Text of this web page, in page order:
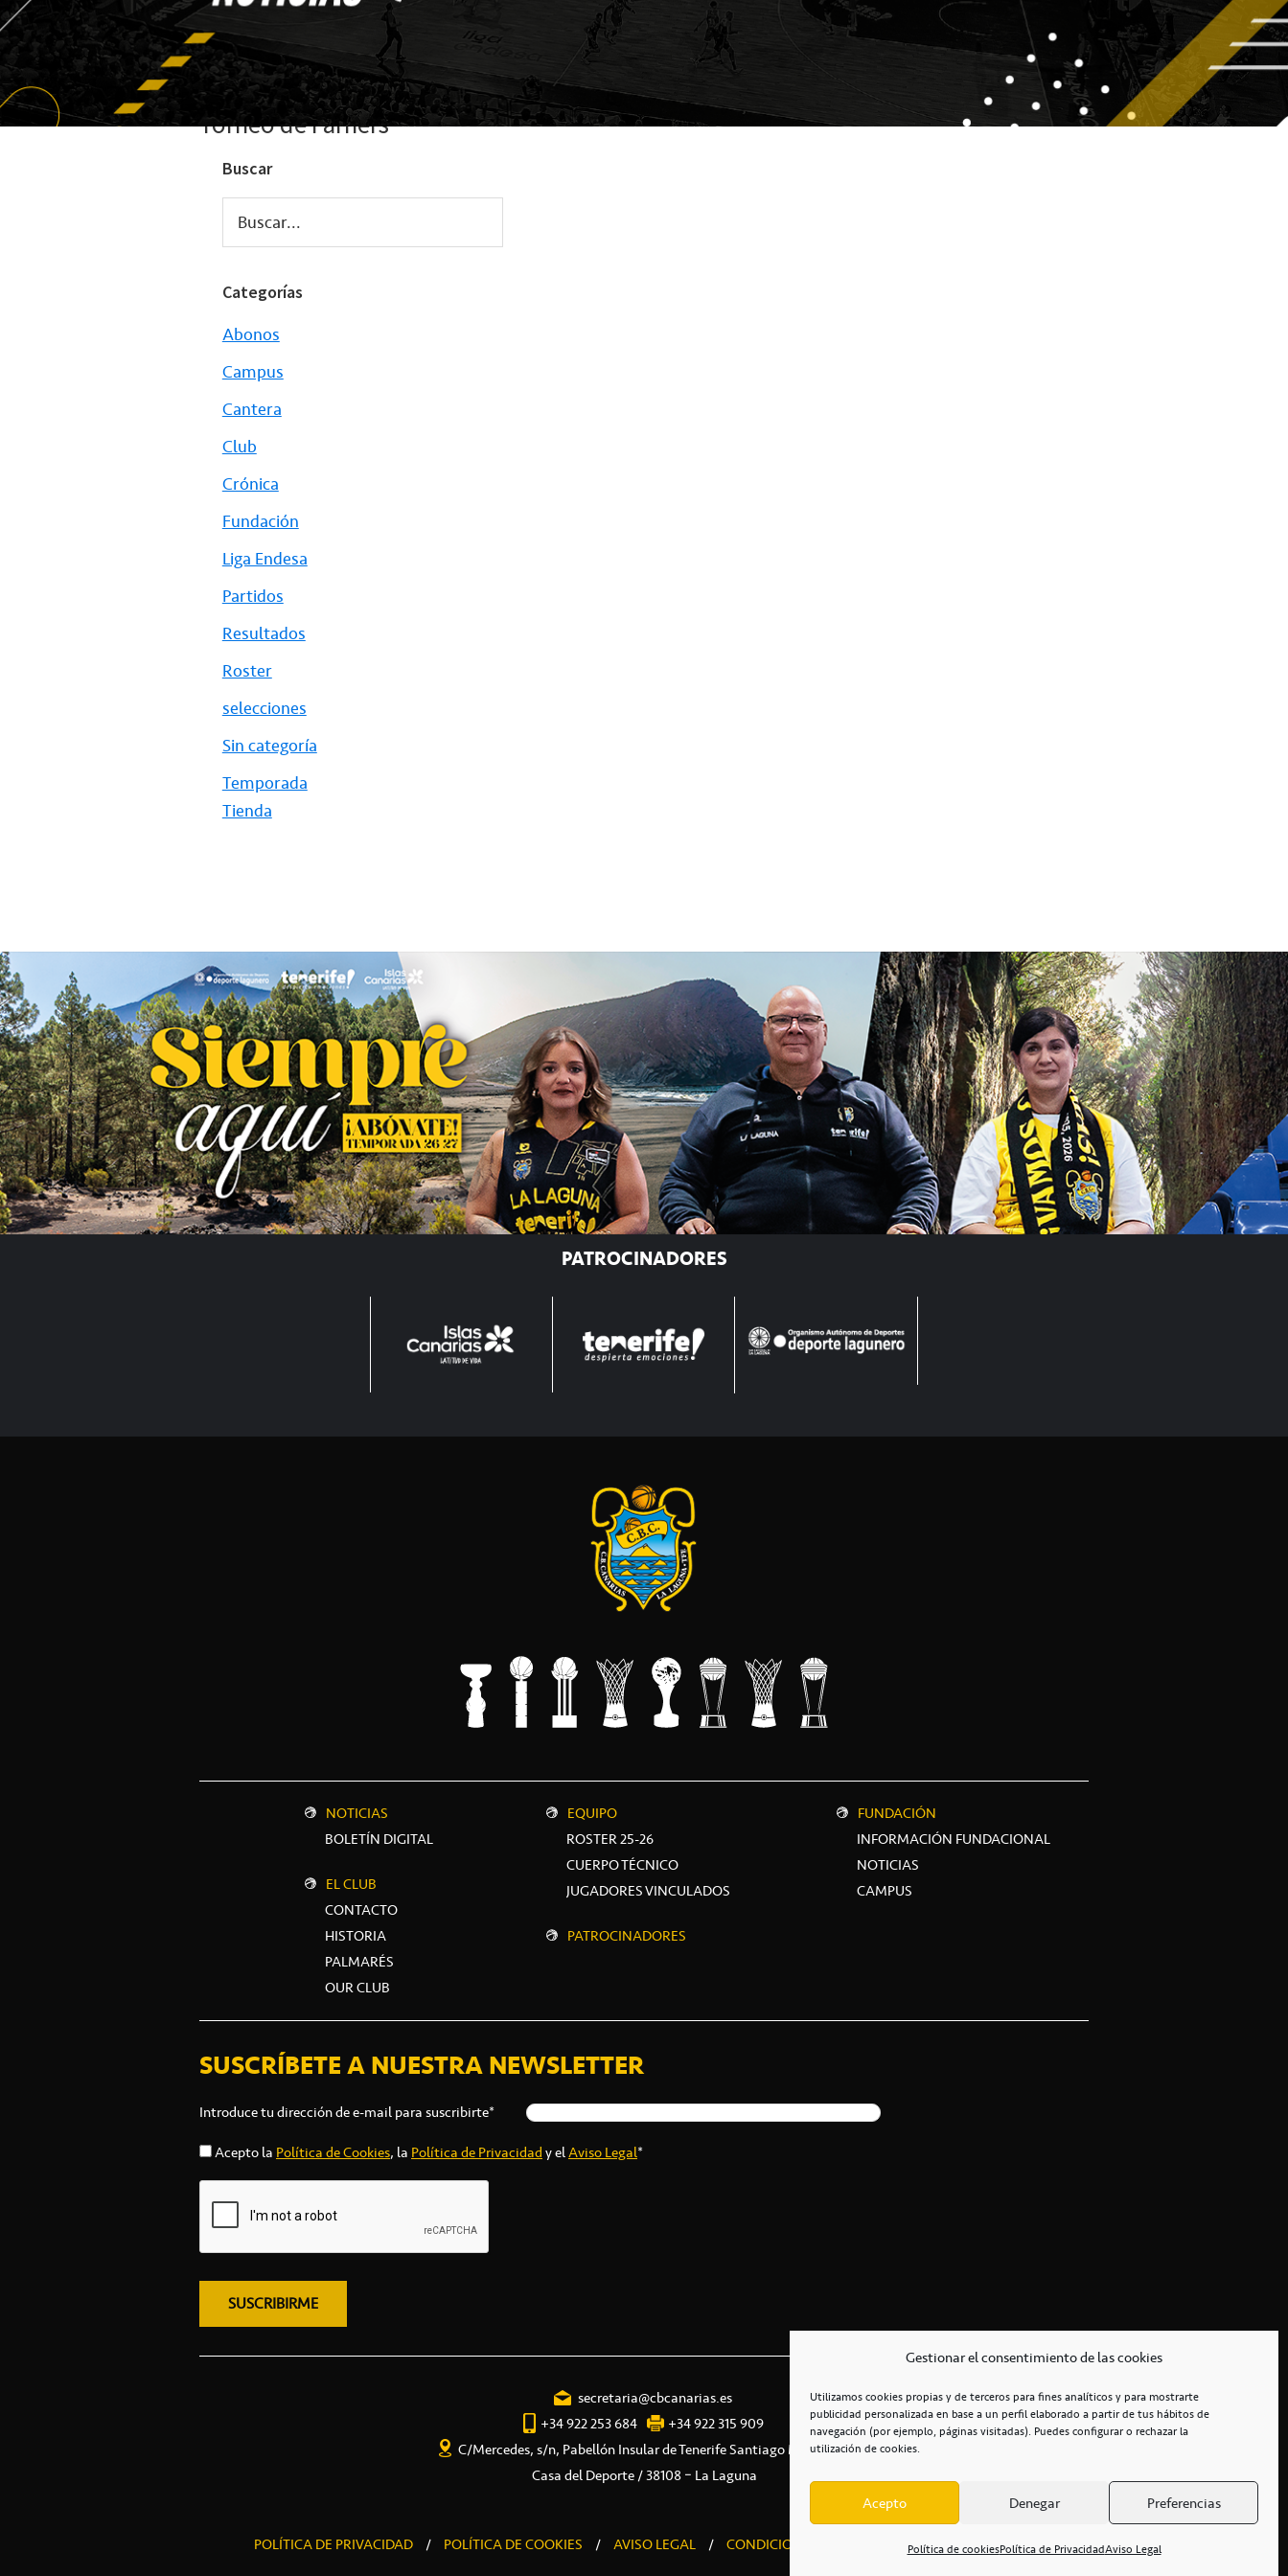
Gestionar el consentimiento de las cookies
Utilizamos cookies propias y de terceros para fines analíticos y para mostrarte
publicidad personalizada en base a un perfil elaborado a partir de tus hábitos de
navegación (por ejemplo, páginas visitadas). Puedes configurar o rechazar la
utilización de cookies.
Acepto Denegar Preferencias
Política de cookiesPolítica de PrivacidadAviso Legal
Torneo de Farners
Buscar
Buscar...
Categorías
Abonos
Campus
Cantera
Club
Crónica
Fundación
Liga Endesa
Partidos
Resultados
Roster
selecciones
Sin categoría
Temporada
Tienda
PATROCINADORES
NOTICIAS
BOLETÍN DIGITAL
EL CLUB
CONTACTO
HISTORIA
PALMARÉS
OUR CLUB
EQUIPO
ROSTER 25-26
CUERPO TÉCNICO
JUGADORES VINCULADOS
PATROCINADORES
FUNDACIÓN
INFORMACIÓN FUNDACIONAL
NOTICIAS
CAMPUS
SUSCRÍBETE A NUESTRA NEWSLETTER
Introduce tu dirección de e-mail para suscribirte*
Acepto la Política de Cookies, la Política de Privacidady elAviso Legal*
secretaria@cbcanarias.es
+34 922 253 684
+34 922 315 909
C/Mercedes, s/n, Pabellón Insular de Tenerife Santiago Martín
Casa del Deporte / 38108 – La Laguna
POLÍTICA DE PRIVACIDAD / POLÍTICA DE COOKIES / AVISO LEGAL / CONDICIONES COMERCIALES / ACCESIBILIDAD